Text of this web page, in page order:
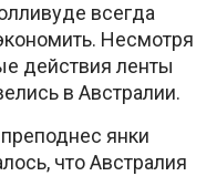
всегда
Несмотря
действия ленты
в Австралии.
янки
что Австралия